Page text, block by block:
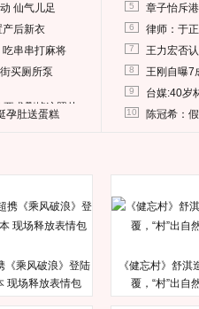
仙气儿足
产后新衣
串串打麻将
买厕所泵
求删掉这照片
孕肚送蛋糕
5 章子怡斥
6 律师：于
7 王力宏否
8 王刚自曝7
9 台媒:40岁
10 陈冠希：
《乘风破浪》登陆
现场释放表情包
《健忘村》舒淇
覆，“村”出自